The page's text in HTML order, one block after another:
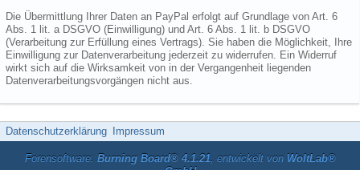
Die Übermittlung Ihrer Daten an PayPal erfolgt auf Grundlage von Art. 6
Abs. 1 lit. a DSGVO (Einwilligung) und Art. 6 Abs. 1 lit. b DSGVO
(Verarbeitung zur Erfüllung eines Vertrags). Sie haben die Möglichkeit, Ihre
Einwilligung zur Datenverarbeitung jederzeit zu widerrufen. Ein Widerruf
wirkt sich auf die Wirksamkeit von in der Vergangenheit liegenden
Datenverarbeitungsvorgängen nicht aus.
Datenschutzerklärung Impressum
Forensoftware: Burning Board® 4.1.21, entwickelt von WoltLab®